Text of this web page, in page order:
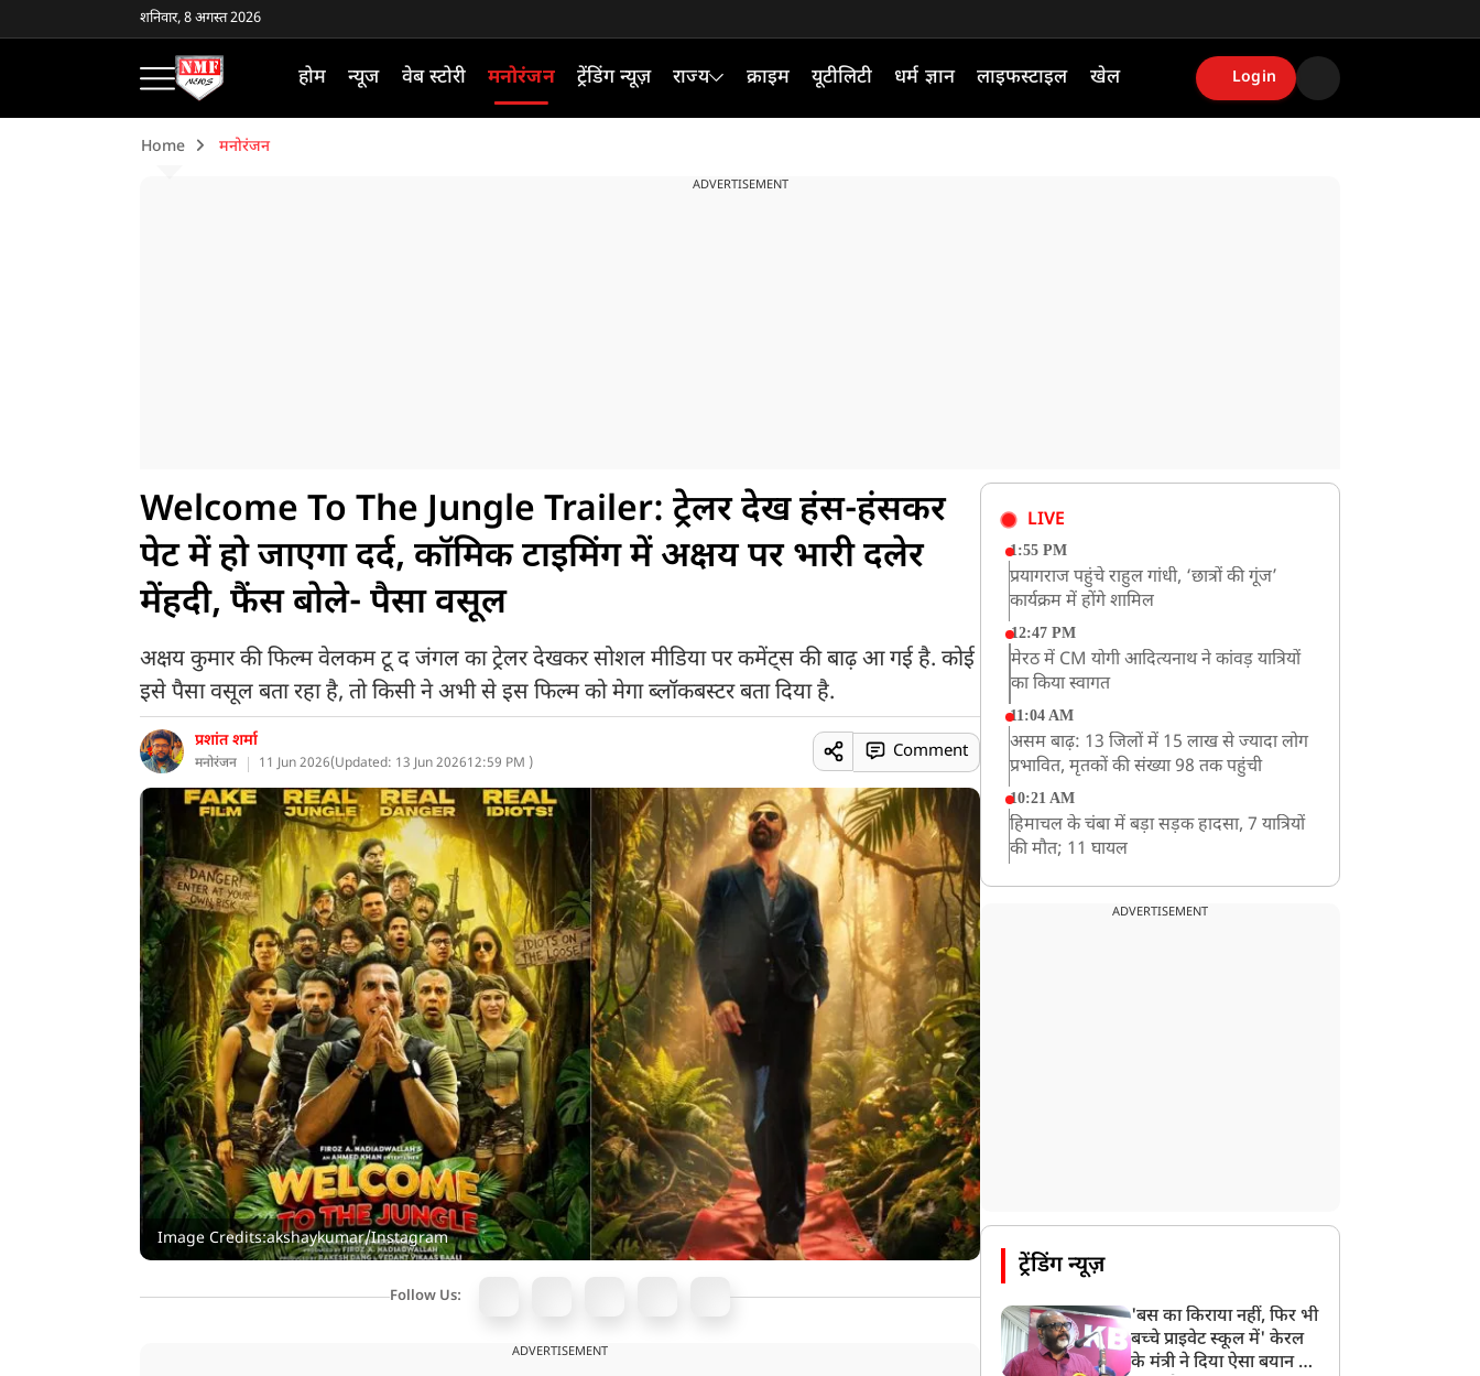
शनिवार, 8 अगस्त 2026
होम न्यूज वेब स्टोरी मनोरंजन ट्रेंडिंग न्यूज़ राज्य क्राइम यूटीलिटी धर्म ज्ञान लाइफस्टाइल खेल Login
Home मनोरंजन
ADVERTISEMENT
Welcome To The Jungle Trailer: ट्रेलर देख हंस-हंसकर
पेट में हो जाएगा दर्द, कॉमिक टाइमिंग में अक्षय पर भारी दलेर
मेंहदी, फैंस बोले- पैसा वसूल
अक्षय कुमार की फिल्म वेलकम टू द जंगल का ट्रेलर देखकर सोशल मीडिया पर कमेंट्स की बाढ़ आ गई है. कोई
इसे पैसा वसूल बता रहा है, तो किसी ने अभी से इस फिल्म को मेगा ब्लॉकबस्टर बता दिया है.
प्रशांत शर्मा
मनोरंजन 11 Jun 2026(Updated: 13 Jun 202612:59 PM )
Comment
Image Credits:akshaykumar/Instagram
Follow Us:
ADVERTISEMENT
LIVE
1:55 PM
प्रयागराज पहुंचे राहुल गांधी, ‘छात्रों की गूंज’
कार्यक्रम में होंगे शामिल
12:47 PM
मेरठ में CM योगी आदित्यनाथ ने कांवड़ यात्रियों
का किया स्वागत
11:04 AM
असम बाढ़: 13 जिलों में 15 लाख से ज्यादा लोग
प्रभावित, मृतकों की संख्या 98 तक पहुंची
10:21 AM
हिमाचल के चंबा में बड़ा सड़क हादसा, 7 यात्रियों
की मौत; 11 घायल
सलमान खान के घर के बाहर ड्यूटी पर तैनात
ADVERTISEMENT
ट्रेंडिंग न्यूज़
'बस का किराया नहीं, फिर भी
बच्चे प्राइवेट स्कूल में' केरल
के मंत्री ने दिया ऐसा बयान की